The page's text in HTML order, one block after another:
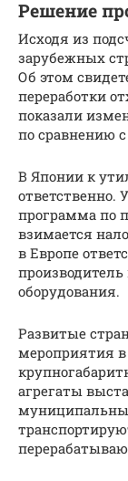
Решение
Исходя из
зарубежных
Об этом
переработки
показали
по сравнению с
В Японии к
ответственно.
программа по
взимается
в Европе
оборудования.
Развитые
мероприятия в
агрегаты